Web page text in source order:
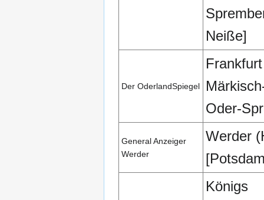
Neiße]
Der OderlandSpiegel
Oder-
General Anzeiger
Werder
Werder
Königs